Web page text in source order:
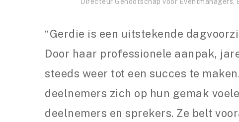
Directeur Genootschap voor
“Gerdie is een uitstekende
Door haar professionele aanpak,
steeds weer tot een succes te
deelnemers zich op hun gemak
deelnemers en sprekers. Ze belt